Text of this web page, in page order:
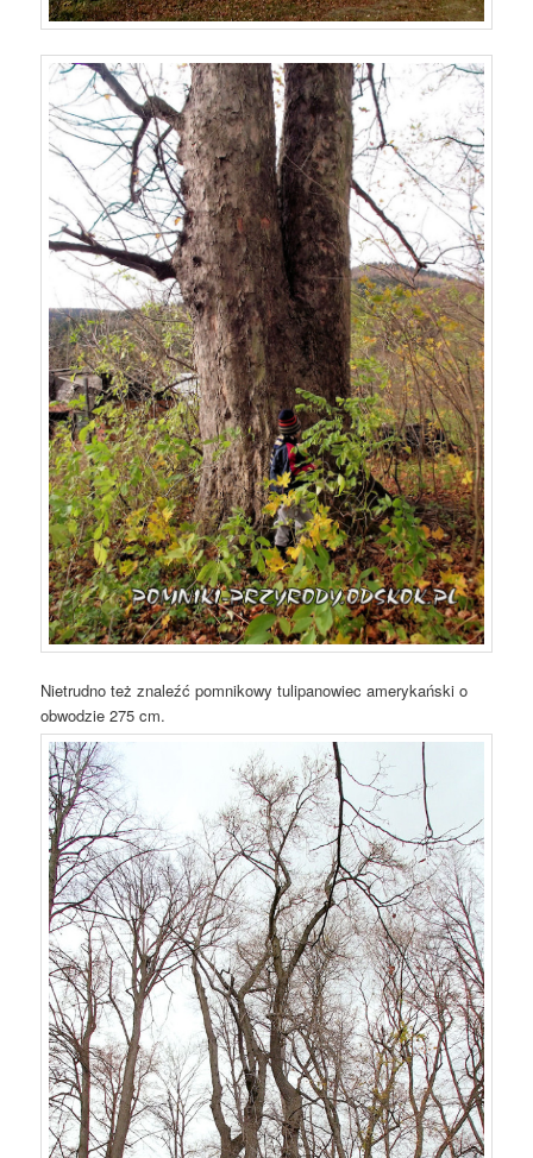
Nietrudno też znaleźć pomnikowy tulipanowiec amerykański o
obwodzie 275 cm.